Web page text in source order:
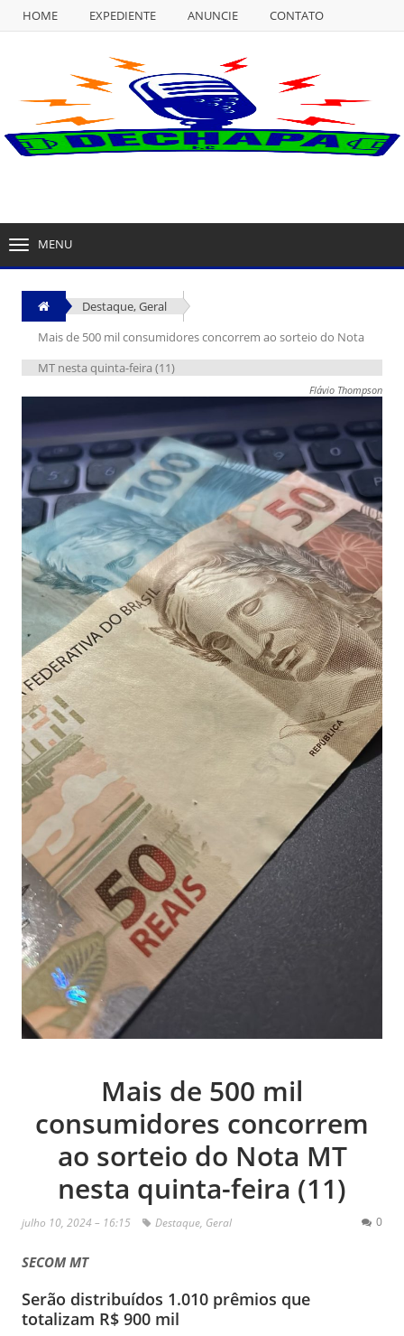
HOME EXPEDIENTE ANUNCIE
CONTATO
EXPEDIENTE ANUNCIE
MENU
Destaque,Geral
Mais de 500 mil consumidores concorrem ao sorteio do Nota
MT nesta quinta-feira (11)
Flávio Thompson
Mais de 500 mil
consumidores concorrem
ao sorteio do Nota MT
nesta quinta-feira (11)
julho 10, 2024 – 16:15 Destaque, Geral 0
SECOM MT
Serão distribuídos 1.010 prêmios que
totalizam R$ 900 mil